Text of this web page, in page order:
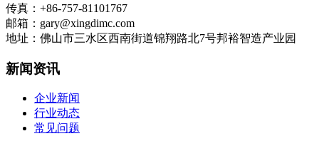
传真：+86-757-81101767
邮箱：gary@xingdimc.com
地址：佛山市三水区西南街道锦翔路北7号邦裕智造产业园
新闻资讯
企业新闻
行业动态
常见问题